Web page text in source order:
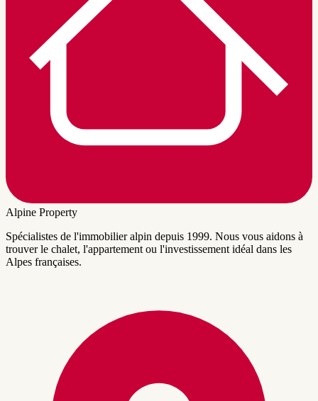
Alpine Property
Spécialistes de l'immobilier alpin depuis 1999. Nous vous aidons à
trouver le chalet, l'appartement ou l'investissement idéal dans les
Alpes françaises.